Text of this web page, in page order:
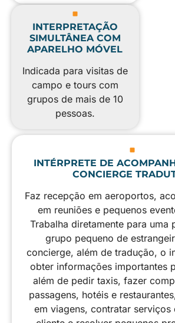
INTERPRETAÇÃO
SIMULTÂNEA COM
APARELHO MÓVEL
Indicada para visitas de
campo e tours com
grupos de mais de 10
pessoas.
INTÉRPRETE DE
CONCIERGE
Faz recepção em aeroportos,
em reuniões e pequenos
Trabalha diretamente para uma
grupo pequeno de
concierge, além de tradução, o
obter informações importantes
além de pedir taxis, fazer
passagens, hotéis e
em viagens, contratar serviços